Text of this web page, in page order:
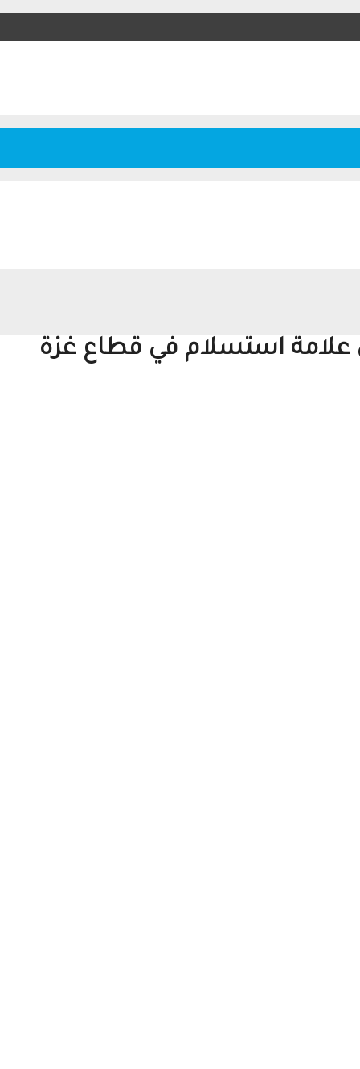
علامة استسلام في قطاع غزة